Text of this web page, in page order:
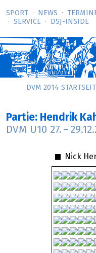
SPORT NEWS
SERVICE
DSJ-­INSIDE
DVM 2014
Partie: Hendrik
DVM U10 27. –
Nick